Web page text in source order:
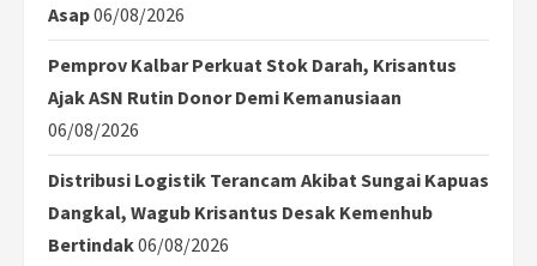
Asap06/08/2026
Pemprov Kalbar Perkuat Stok Darah, Krisantus
Ajak ASN Rutin Donor Demi Kemanusiaan
06/08/2026
Distribusi Logistik Terancam Akibat Sungai Kapuas
Dangkal, Wagub Krisantus Desak Kemenhub
Bertindak06/08/2026